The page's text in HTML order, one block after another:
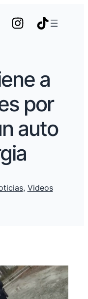
a
por
auto
, Videos